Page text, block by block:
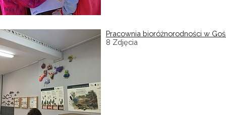
Pracownia bioróżnorodności w
8 Zdjęcia